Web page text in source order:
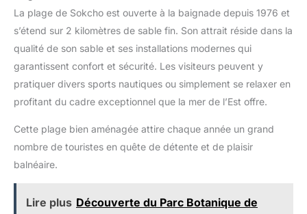
La plage de Sokcho est ouverte à la baignade depuis 1976 et
s’étend sur 2 kilomètres de sable fin. Son attrait réside dans la
qualité de son sable et ses installations modernes qui
garantissent confort et sécurité. Les visiteurs peuvent y
pratiquer divers sports nautiques ou simplement se relaxer en
profitant du cadre exceptionnel que la mer de l’Est offre.
Cette plage bien aménagée attire chaque année un grand
nombre de touristes en quête de détente et de plaisir
balnéaire.
Lire plus Découverte du Parc Botanique de